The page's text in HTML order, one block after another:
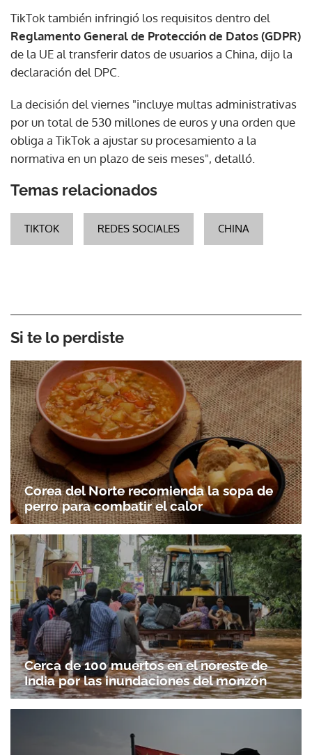
TikTok también infringió los requisitos dentro del
Reglamento General de Protección de Datos (GDPR)
de la UE al transferir datos de usuarios a China, dijo la
declaración del DPC.
La decisión del viernes "incluye multas administrativas
por un total de 530 millones de euros y una orden que
obliga a TikTok a ajustar su procesamiento a la
normativa en un plazo de seis meses", detalló.
Temas relacionados
TIKTOK REDES SOCIALES CHINA
Si te lo perdiste
Corea del Norte recomienda la sopa de
perro para combatir el calor
Cerca de 100 muertos en el noreste de
India por las inundaciones del monzón